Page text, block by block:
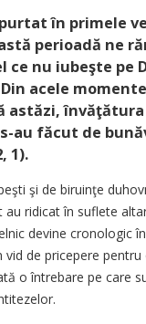
în primele
perioadă ne
nu iubeşte pe
Din acele
astăzi,
au făcut de
1).
şi de biruinţe
ridicat în suflete
devine cronologic
de pricepere
o întrebare pe care